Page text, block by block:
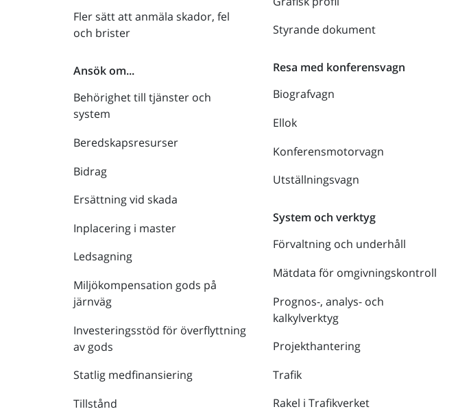
Fler sätt att anmäla skador, fel
och brister
Ansök om...
Behörighet till tjänster och
system
Beredskapsresurser
Bidrag
Ersättning vid skada
Inplacering i master
Ledsagning
Miljökompensation gods på
järnväg
Investeringsstöd för överflyttning
av gods
Statlig medfinansiering
Tillstånd
Styrande dokument
Resa med konferensvagn
Biografvagn
Ellok
Konferensmotorvagn
Utställningsvagn
System och verktyg
Förvaltning och underhåll
Mätdata för omgivningskontroll
Prognos-, analys- och
kalkylverktyg
Projekthantering
Trafik
Rakel i Trafikverket